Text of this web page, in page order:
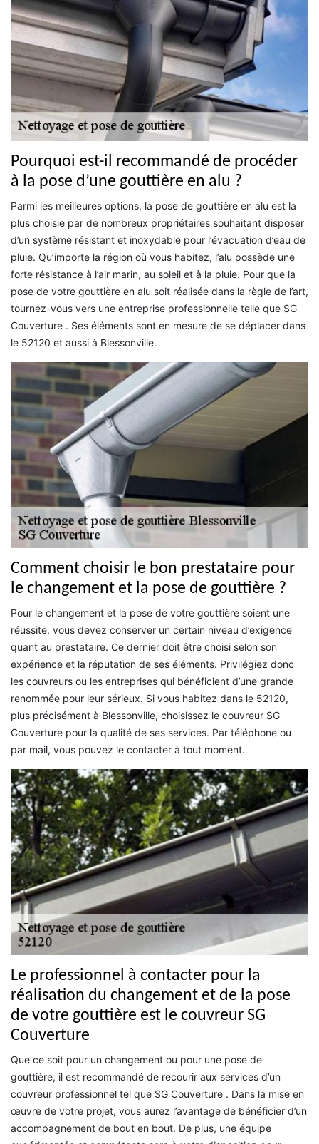
Pourquoi est-il recommandé de procéder
à la pose d’une gouttière en alu ?
Parmi les meilleures options, la pose de gouttière en alu est la
plus choisie par de nombreux propriétaires souhaitant disposer
d’un système résistant et inoxydable pour l’évacuation d’eau de
pluie. Qu’importe la région où vous habitez, l’alu possède une
forte résistance à l’air marin, au soleil et à la pluie. Pour que la
pose de votre gouttière en alu soit réalisée dans la règle de l’art,
tournez-vous vers une entreprise professionnelle telle que SG
Couverture . Ses éléments sont en mesure de se déplacer dans
le 52120 et aussi à Blessonville.
Comment choisir le bon prestataire pour
le changement et la pose de gouttière ?
Pour le changement et la pose de votre gouttière soient une
réussite, vous devez conserver un certain niveau d’exigence
quant au prestataire. Ce dernier doit être choisi selon son
expérience et la réputation de ses éléments. Privilégiez donc
les couvreurs ou les entreprises qui bénéficient d’une grande
renommée pour leur sérieux. Si vous habitez dans le 52120,
plus précisément à Blessonville, choisissez le couvreur SG
Couverture pour la qualité de ses services. Par téléphone ou
par mail, vous pouvez le contacter à tout moment.
Le professionnel à contacter pour la
réalisation du changement et de la pose
de votre gouttière est le couvreur SG
Couverture
Que ce soit pour un changement ou pour une pose de
gouttière, il est recommandé de recourir aux services d’un
couvreur professionnel tel que SG Couverture . Dans la mise en
œuvre de votre projet, vous aurez l’avantage de bénéficier d’un
accompagnement de bout en bout. De plus, une équipe